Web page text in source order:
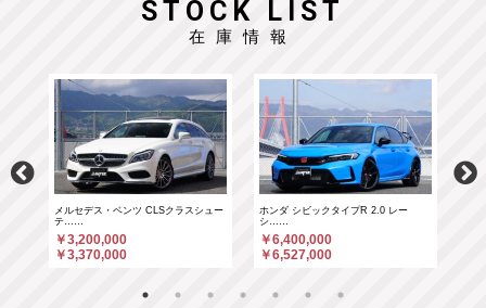
STOCK LIST
在庫情報
メルセデス・ベンツ CLSクラスシュー
テ……
￥3,200,000
￥3,370,000
ホンダ シビックタイプR 2.0 レー
シ……
￥6,400,000
￥6,527,000